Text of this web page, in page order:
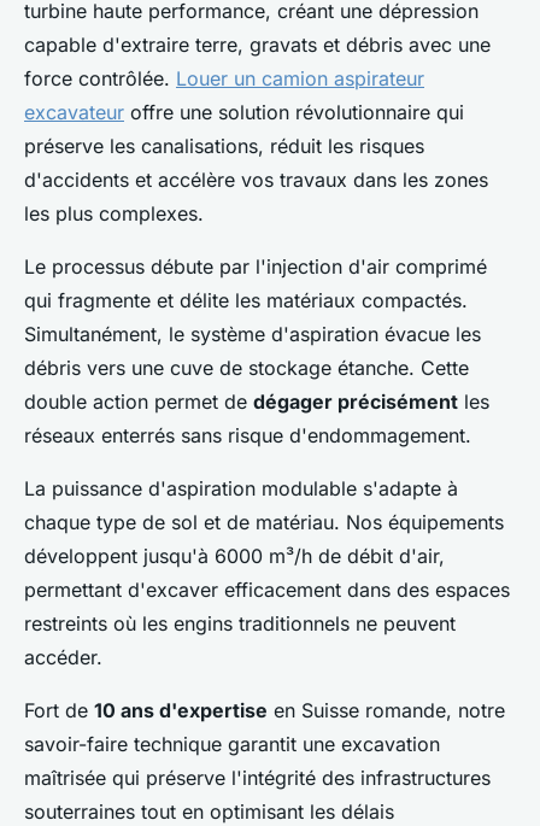
turbine haute performance, créant une dépression
capable d'extraire terre, gravats et débris avec une
force contrôlée. Louer un camion aspirateur
excavateur offre une solution révolutionnaire qui
préserve les canalisations, réduit les risques
d'accidents et accélère vos travaux dans les zones
les plus complexes.
Le processus débute par l'injection d'air comprimé
qui fragmente et délite les matériaux compactés.
Simultanément, le système d'aspiration évacue les
débris vers une cuve de stockage étanche. Cette
double action permet de dégager précisément les
réseaux enterrés sans risque d'endommagement.
La puissance d'aspiration modulable s'adapte à
chaque type de sol et de matériau. Nos équipements
développent jusqu'à 6000 m³/h de débit d'air,
permettant d'excaver efficacement dans des espaces
restreints où les engins traditionnels ne peuvent
accéder.
Fort de 10 ans d'expertise en Suisse romande, notre
savoir-faire technique garantit une excavation
maîtrisée qui préserve l'intégrité des infrastructures
souterraines tout en optimisant les délais